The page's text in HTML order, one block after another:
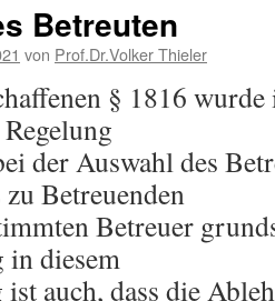
Betreuten
von Prof.Dr.Volker Thieler
§ 1816
der Auswahl des
Betreuenden
Betreuer
in diesem
auch, dass die